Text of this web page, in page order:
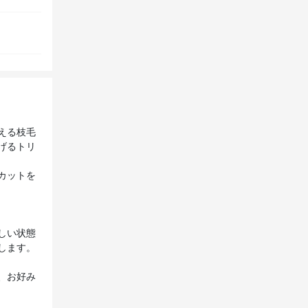
る枝毛
るトリ
ットを
い状態
ます。
お好み